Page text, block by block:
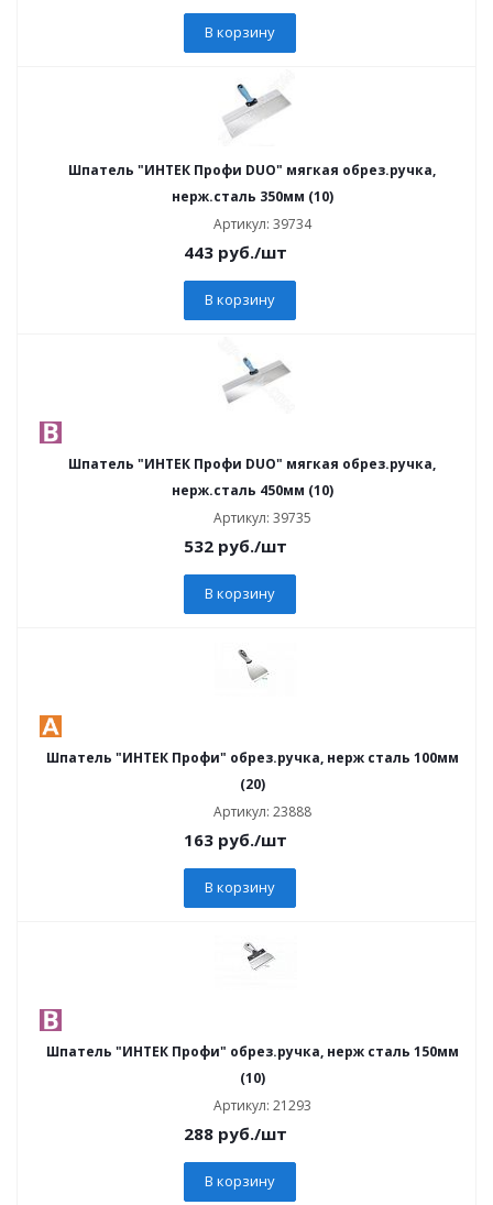
В корзину
Шпатель "ИНТЕК Профи DUO" мягкая обрез.ручка,
нерж.сталь 350мм (10)
Артикул: 39734
443 руб./шт
В корзину
Шпатель "ИНТЕК Профи DUO" мягкая обрез.ручка,
нерж.сталь 450мм (10)
Артикул: 39735
532 руб./шт
В корзину
Шпатель "ИНТЕК Профи" обрез.ручка, нерж сталь 100мм
(20)
Артикул: 23888
163 руб./шт
В корзину
Шпатель "ИНТЕК Профи" обрез.ручка, нерж сталь 150мм
(10)
Артикул: 21293
288 руб./шт
В корзину